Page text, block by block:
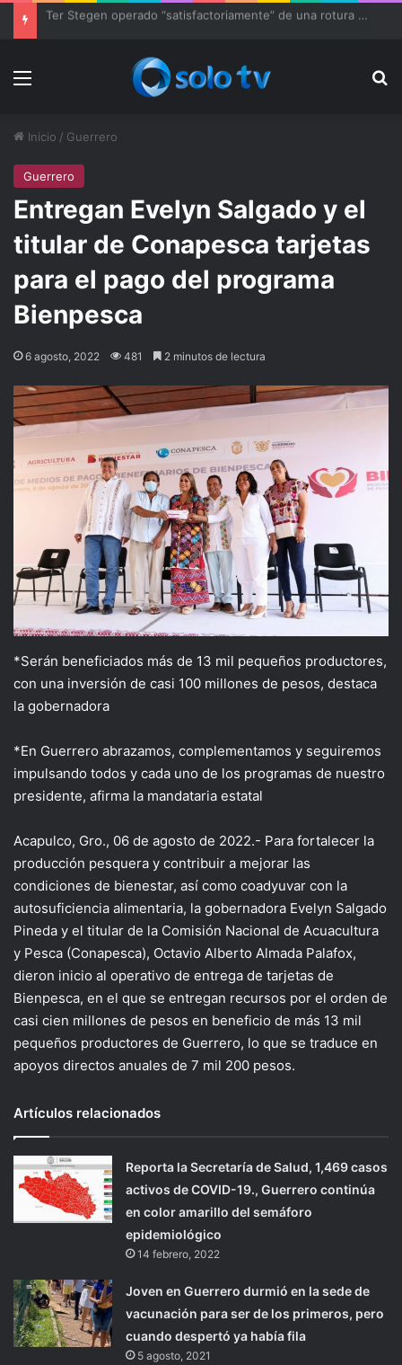
Ter Stegen operado “satisfactoriamente” de una rotura completa del tendón rotuliano
Menu
Inicio / Guerrero
Guerrero
Entregan Evelyn Salgado y el
titular de Conapesca tarjetas
para el pago del programa
Bienpesca
6 agosto, 2022 481 2 minutos de lectura
*Serán beneficiados más de 13 mil pequeños productores,
con una inversión de casi 100 millones de pesos, destaca
la gobernadora
*En Guerrero abrazamos, complementamos y seguiremos
impulsando todos y cada uno de los programas de nuestro
presidente, afirma la mandataria estatal
Acapulco, Gro., 06 de agosto de 2022.- Para fortalecer la
producción pesquera y contribuir a mejorar las
condiciones de bienestar, así como coadyuvar con la
autosuficiencia alimentaria, la gobernadora Evelyn Salgado
Pineda y el titular de la Comisión Nacional de Acuacultura
y Pesca (Conapesca), Octavio Alberto Almada Palafox,
dieron inicio al operativo de entrega de tarjetas de
Bienpesca, en el que se entregan recursos por el orden de
casi cien millones de pesos en beneficio de más 13 mil
pequeños productores de Guerrero, lo que se traduce en
apoyos directos anuales de 7 mil 200 pesos.
Artículos relacionados
Reporta la Secretaría de Salud, 1,469 casos
activos de COVID-19., Guerrero continúa
en color amarillo del semáforo
epidemiológico
14 febrero, 2022
Joven en Guerrero durmió en la sede de
vacunación para ser de los primeros, pero
cuando despertó ya había fila
5 agosto, 2021